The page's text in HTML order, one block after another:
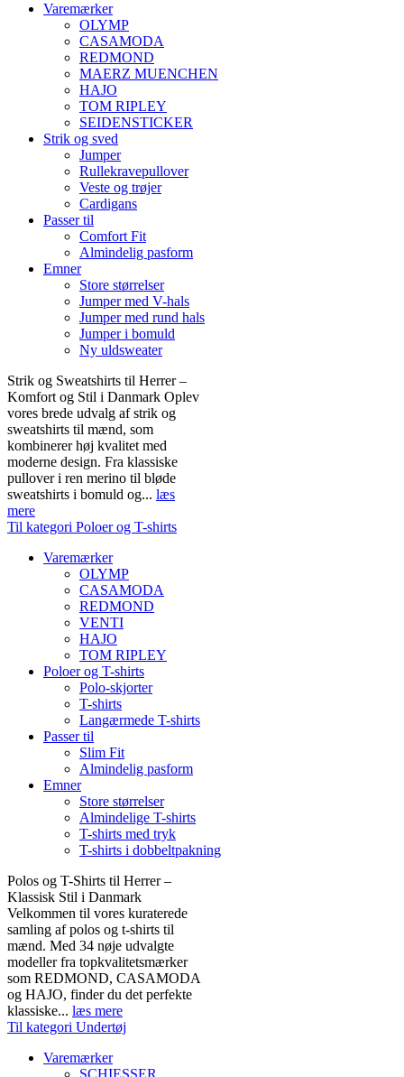
Varemærker
OLYMP
CASAMODA
REDMOND
MAERZ MUENCHEN
HAJO
TOM RIPLEY
SEIDENSTICKER
Strik og sved
Jumper
Rullekravepullover
Veste og trøjer
Cardigans
Passer til
Comfort Fit
Almindelig pasform
Emner
Store størrelser
Jumper med V-hals
Jumper med rund hals
Jumper i bomuld
Ny uldsweater
Strik og Sweatshirts til Herrer –
Komfort og Stil i Danmark Oplev
vores brede udvalg af strik og
sweatshirts til mænd, som
kombinerer høj kvalitet med
moderne design. Fra klassiske
pullover i ren merino til bløde
sweatshirts i bomuld og... læs
mere
Til kategori Poloer og T-shirts
Varemærker
OLYMP
CASAMODA
REDMOND
VENTI
HAJO
TOM RIPLEY
Poloer og T-shirts
Polo-skjorter
T-shirts
Langærmede T-shirts
Passer til
Slim Fit
Almindelig pasform
Emner
Store størrelser
Almindelige T-shirts
T-shirts med tryk
T-shirts i dobbeltpakning
Polos og T-Shirts til Herrer –
Klassisk Stil i Danmark
Velkommen til vores kuraterede
samling af polos og t-shirts til
mænd. Med 34 nøje udvalgte
modeller fra topkvalitetsmærker
som REDMOND, CASAMODA
og HAJO, finder du det perfekte
klassiske... læs mere
Til kategori Undertøj
Varemærker
SCHIESSER